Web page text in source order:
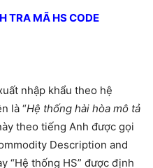
TRA MÃ HS CODE
nhập khẩu theo hệ
là “Hệ thống hài hòa mô tả
theo tiếng Anh được gọi
Description and
“Hệ thống HS” được định